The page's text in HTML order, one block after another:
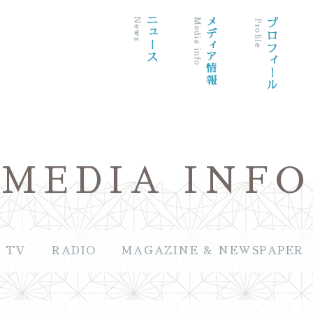
MEDIA INFO
TV RADIO MAGAZINE & NEWSPAPER